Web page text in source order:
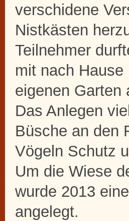
verschidene
Nistkästen
Teilnehmer
mit nach
eigenen Garten
Das Anlegen
Büsche an den
Vögeln Schutz
Um die Wiese
wurde 2013
angelegt.